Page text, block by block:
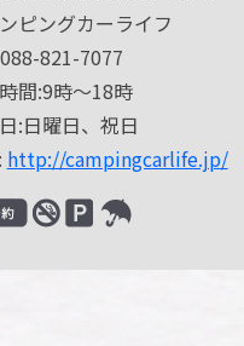
ピングカーライフ
821-7077
間:9時～18時
:日曜日、祝日
http://campingcarlife.jp/